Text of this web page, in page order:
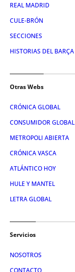
REAL MADRID
CULE-BRÓN
SECCIONES
HISTORIAS DEL BARÇA
Otras Webs
CRÓNICA GLOBAL
CONSUMIDOR GLOBAL
METROPOLI ABIERTA
CRÓNICA VASCA
ATLÁNTICO HOY
HULE Y MANTEL
LETRA GLOBAL
Servicios
NOSOTROS
CONTACTO